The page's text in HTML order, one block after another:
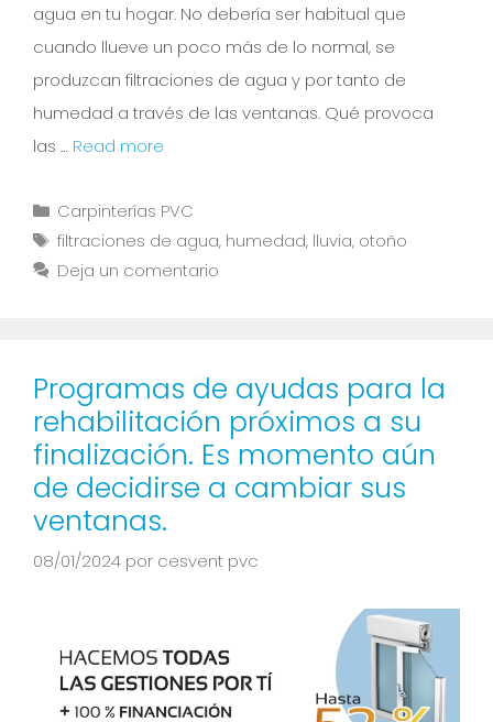
agua en tu hogar. No debería ser habitual que
cuando llueve un poco más de lo normal, se
produzcan filtraciones de agua y por tanto de
humedad a través de las ventanas. Qué provoca
las … Read more
Carpinterías PVC
filtraciones de agua, humedad, lluvia, otoño
Deja un comentario
Programas de ayudas para la
rehabilitación próximos a su
finalización. Es momento aún
de decidirse a cambiar sus
ventanas.
08/01/2024 por cesvent pvc